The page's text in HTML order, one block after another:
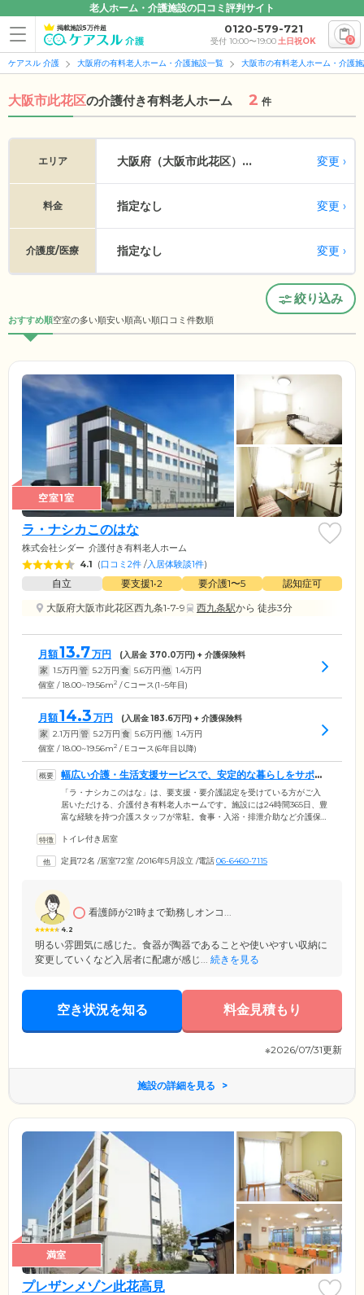
老人ホーム・介護施設の口コミ評判サイト
掲載施設5万件超 0120-579-721
受付 10:00〜19:00土日祝OK 0
ケアスル 介護 大阪府の有料老人ホーム・介護施設一覧 大阪市の有料老人ホーム・介護
大阪市此花区の介護付き有料老人ホーム 2 件
エリア 大阪府（大阪市此花区）... 変更
料金 指定なし 変更
介護度/医療 指定なし 変更
絞り込み
おすすめ順空室の多い順安い順高い順口コミ件数順
空室1室
ラ・ナシカこのはな
株式会社シダー 介護付き有料老人ホーム
4.1 (口コミ2件 /入居体験談1件)
自立 要支援1•2 要介護1〜5
認知症可
大阪府大阪市此花区西九条1-7-9
西九条駅から 徒歩3分
月額13.7万円 (入居金 370.0万円) + 介護保険料
家 1.5万円 管 5.2万円 食 5.6万円 他 1.4万円
個室 / 18.00~19.56m2 / Cコース(1~5年目)
月額14.3 万円 (入居金183.6万円) + 介護保険料
家 2.1万円 管 5.2万円 食 5.6万円 他 1.4万円
個室 / 18.00~19.56m2 / Eコース(6年目以降)
幅広い介護・生活支援サービスで、安定的な暮らしをサポー
トします
「ラ・ナシカこのはな」は、要支援・要介護認定を受けている方がご入
居いただける、介護付き有料老人ホームです。施設には24時間365日、豊
富な経験を持つ介護スタッフが常駐。食事・入浴・排泄介助など介護保
クリーニングや郵便物のお預かり・買物代行など、幅広い生活支援サー
も連携し医療体制も万全。看護師が健康管理・医療的ケアも行うため、
トイレ付き居室
定員72名 /居室72室 /2016年5月設立 /電話06-6460-7115
4.2
看護師が21時まで勤務しオンコ...
明るい雰囲気に感じた。食器が陶器であることや使いやすい収納に
変更していくなど入居者に配慮が感じ... 続きを見る
空き状況を知る 料金見積もり
※2026/07/31更新
施設の詳細を見る
満室
プレザンメゾン此花高見